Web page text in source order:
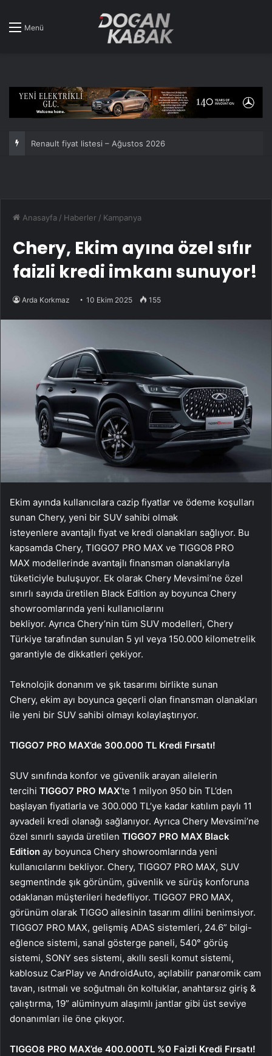
Menü
Anasayfa / Haberler / Kampanya
Chery, Ekim ayına özel sıfır
faizli kredi imkanı sunuyor!
Arda Korkmaz 10 Ekim 2025 155
Ekim ayında kullanıcılara cazip fiyatlar ve ödeme koşulları
sunan Chery, yeni bir SUV sahibi olmak
isteyenlere avantajlı fiyat ve kredi olanakları sağlıyor. Bu
kapsamda Chery, TIGGO7 PRO MAX ve TIGGO8 PRO
MAX modellerinde avantajlı finansman olanaklarıyla
tüketiciyle buluşuyor. Ek olarak Chery Mevsimi’ne özel
sınırlı sayıda üretilen Black Edition ay boyunca Chery
showroomlarında yeni kullanıcılarını
bekliyor. Ayrıca Chery’nin tüm SUV modelleri, Chery
Türkiye tarafından sunulan 5 yıl veya 150.000 kilometrelik
garantiyle de dikkatleri çekiyor.
Teknolojik donanım ve şık tasarımı birlikte sunan
Chery, ekim ayı boyunca geçerli olan finansman olanakları
ile yeni bir SUV sahibi olmayı kolaylaştırıyor.
TIGGO7 PRO MAX’de 300.000 TL Kredi Fırsatı!
SUV sınıfında konfor ve güvenlik arayan ailelerin
tercihi TIGGO7 PRO MAX‘te 1 milyon 950 bin TL’den
başlayan fiyatlarla ve 300.000 TL’ye kadar katılım paylı 11
ayvadeli kredi olanağı sağlanıyor. Ayrıca Chery Mevsimi’ne
özel sınırlı sayıda üretilen TIGGO7 PRO MAX Black
Edition ay boyunca Chery showroomlarında yeni
kullanıcılarını bekliyor. Chery, TIGGO7 PRO MAX, SUV
segmentinde şık görünüm, güvenlik ve sürüş konforuna
odaklanan müşterileri hedefliyor. TIGGO7 PRO MAX,
görünüm olarak TIGGO ailesinin tasarım dilini benimsiyor.
TIGGO7 PRO MAX, gelişmiş ADAS sistemleri, 24.6” bilgi-
eğlence sistemi, sanal gösterge paneli, 540° görüş
sistemi, SONY ses sistemi, akıllı sesli komut sistemi,
kablosuz CarPlay ve AndroidAuto, açılabilir panaromik cam
tavan, ısıtmalı ve soğutmalı ön koltuklar, anahtarsız giriş &
çalıştırma, 19” alüminyum alaşımlı jantlar gibi üst seviye
donanımları ile öne çıkıyor.
TIGGO8 PRO MAX’de 400.000TL %0 Faizli Kredi Fırsatı!